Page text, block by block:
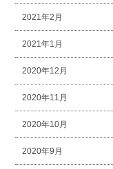
2021年2月
2021年1月
2020年12月
2020年11月
2020年10月
2020年9月